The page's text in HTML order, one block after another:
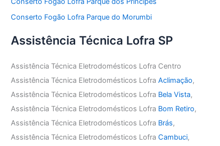
Conserto Fogão Lofra Parque do Morumbi
Assistência Técnica Lofra SP
Assistência Técnica Eletrodomésticos Lofra Centro
Assistência Técnica Eletrodomésticos LofraAclimação,
Assistência Técnica Eletrodomésticos Lofra Bela Vista,
Assistência Técnica Eletrodomésticos Lofra Bom Retiro,
Assistência Técnica Eletrodomésticos Lofra Brás,
Assistência Técnica Eletrodomésticos LofraCambuci,